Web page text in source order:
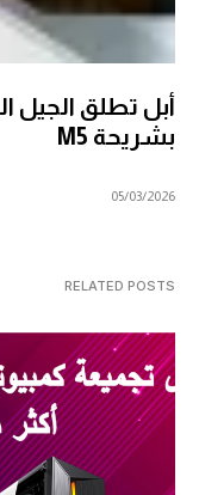
بشريحة M5
05/03/2026
RELATED POSTS